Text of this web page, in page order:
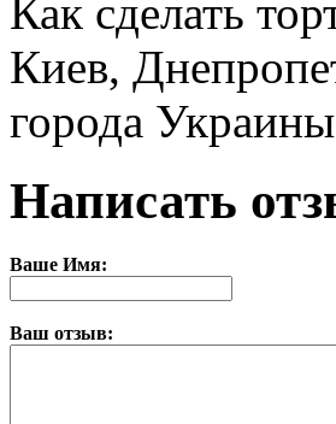
Как сделать
Киев,
города
Написать
Ваше Имя:
Ваш отзыв: